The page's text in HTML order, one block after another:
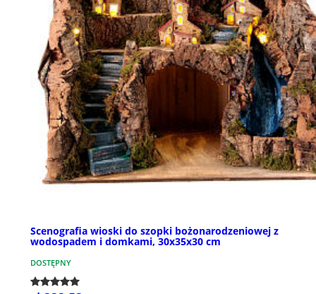
Scenografia wioski do szopki bożonarodzeniowej z
wodospadem i domkami, 30x35x30 cm
DOSTĘPNY